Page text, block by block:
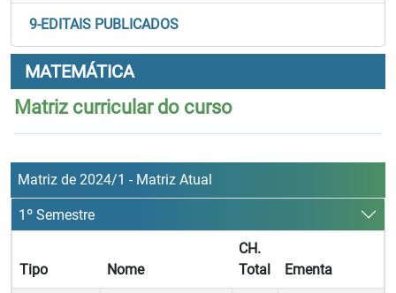
9-EDITAIS PUBLICADOS
MATEMÁTICA
Matriz curricular do curso
Matriz de 2024/1 - Matriz Atual
1º Semestre
Tipo Nome
CH.
Total
Ementa